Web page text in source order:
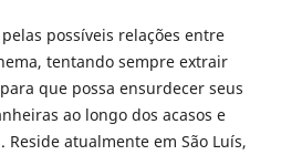
possíveis relações entre
tentando sempre extrair
que possa ensurdecer seus
ao longo dos acasos e
atualmente em São Luís,